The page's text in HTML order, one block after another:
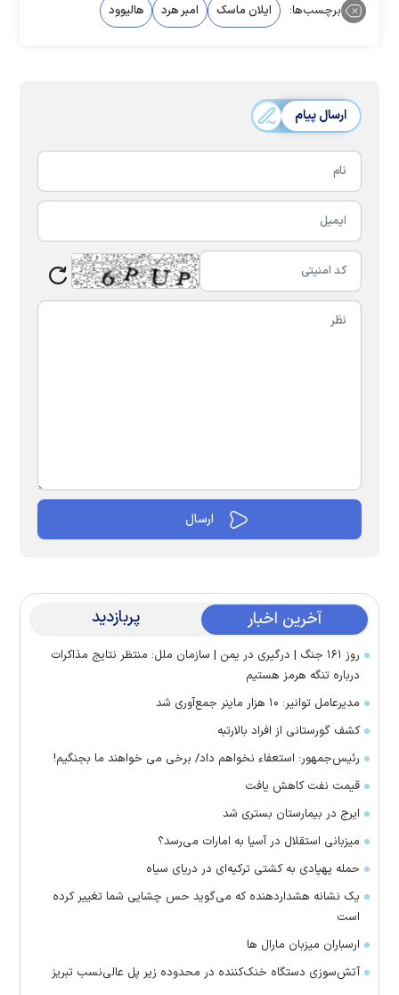
برچسب‌ها: ایلان ماسک امبر هرد هالیوود
ارسال پیام
آخرین اخبار پربازدید
روز ۱۶۱ جنگ | درگیری در یمن | سازمان ملل: منتظر نتایج مذاکرات
درباره تنگه هرمز هستیم
مدیرعامل توانیر: ۱۰ هزار ماینر جمع‌آوری شد
کشف گورستانی از افراد بالارتبه
رئیس‌جمهور: استعفاء نخواهم داد/ برخی می خواهند ما بجنگیم!
قیمت نفت کاهش یافت
ایرج در بیمارستان بستری شد
میزبانی استقلال در آسیا به امارات می‌رسد؟
حمله پهپادی به کشتی ترکیه‌ای در دریای سیاه
یک نشانه هشداردهنده که می‌گوید حس چشایی شما تغییر کرده
است
ارسباران میزبان مارال ها
آتش‌سوزی دستگاه خنک‌کننده در محدوده زیر پل عالی‌نسب تبریز